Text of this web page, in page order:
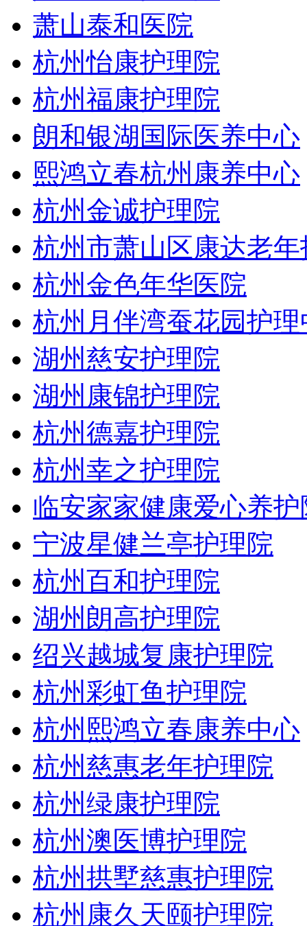
萧山泰和医院
杭州怡康护理院
杭州福康护理院
朗和银湖国际医养中心
熙鸿立春杭州康养中心
杭州金诚护理院
杭州市萧山区康达老
杭州金色年华医院
杭州月伴湾蚕花园护理
湖州慈安护理院
湖州康锦护理院
杭州德嘉护理院
杭州幸之护理院
临安家家健康爱心养护
宁波星健兰亭护理院
杭州百和护理院
湖州朗高护理院
绍兴越城复康护理院
杭州彩虹鱼护理院
杭州熙鸿立春康养中心
杭州慈惠老年护理院
杭州绿康护理院
杭州澳医博护理院
杭州拱墅慈惠护理院
杭州康久天颐护理院